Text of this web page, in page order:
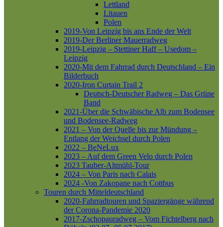
Lettland
Litauen
Polen
2019-Von Leipzig bis ans Ende der Welt
2019-Der Berliner Mauerradweg
2019-Leipzig – Stettiner Haff – Usedom –
Leipzig
2020-Mit dem Fahrrad durch Deutschland – Ein
Bilderbuch
2020-Iron Curtain Trail 2
Deutsch-Deutscher Radweg – Das Grüne
Band
2021-Über die Schwäbische Alb zum Bodensee
und Bodensee-Radweg
2021 – Von der Quelle bis zur Mündung –
Entlang der Weichsel durch Polen
2022 – BeNeLux
2023 – Auf dem Green Velo durch Polen
2023 Tauber-Altmühl-Tour
2024 – Von Paris nach Calais
2024 -Von Zakopane nach Cottbus
Touren durch Mitteldeutschland
2020-Fahrradtouren und Spaziergänge während
der Corona-Pandemie 2020
2017-Zschopauradweg – Vom Fichtelberg nach